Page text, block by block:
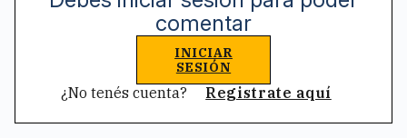
comentar
INICIAR
SESIÓN
¿No tenés cuenta? Registrate aquí